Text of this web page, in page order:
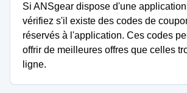
Si ANSgear dispose d'une
vérifiez s'il existe des codes de
réservés à l'application. Ces codes
offrir de meilleures offres que celles
ligne.